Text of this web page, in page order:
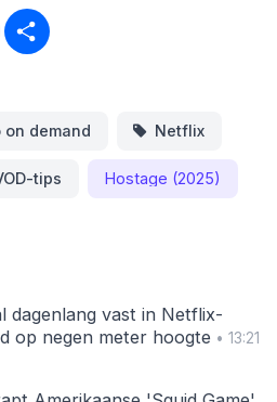
Threads
on demand Netflix
tips Hostage (2025)
dagenlang vast in Netflix-
op negen meter hoogte • 13:21